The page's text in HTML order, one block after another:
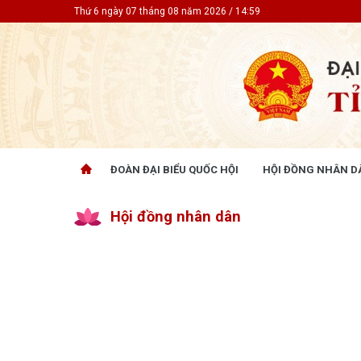
Thứ 6 ngày 07 tháng 08 năm 2026 / 14:59
ĐOÀN ĐẠI BIỂU QUỐC HỘI HỘI ĐỒNG NHÂN
Tin hoạt độngHội đồng nhân dân